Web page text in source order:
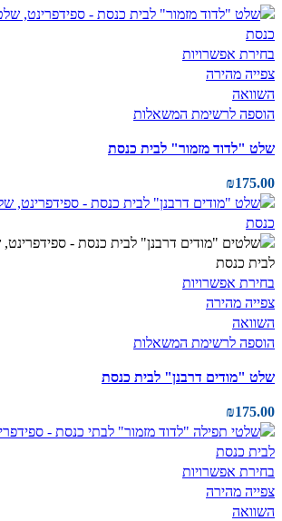
בחירת אפשרויות
צפייה מהירה
השוואה
הוספה לרשימת המשאלות
שלט "לדוד מזמור" לבית כנסת
₪175.00
בחירת אפשרויות
צפייה מהירה
השוואה
הוספה לרשימת המשאלות
שלט "מודים דרבנן" לבית כנסת
₪175.00
בחירת אפשרויות
צפייה מהירה
השוואה